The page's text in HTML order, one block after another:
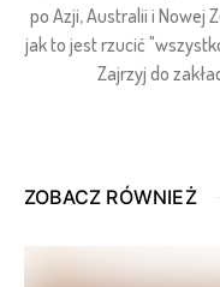
po Azji, Australii i Nowej
jak to jest rzucić
Zajrzyj do
ZOBACZ RÓWNIEŻ